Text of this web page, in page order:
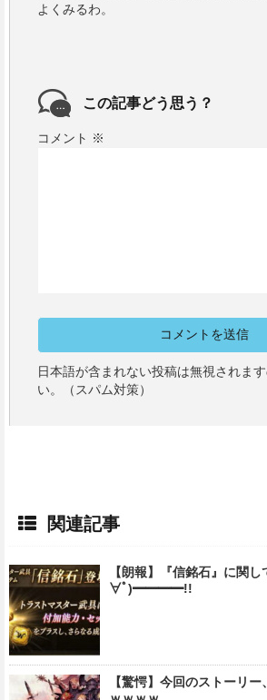
よくみるわ。
この記事どう思う？
コメント ※
日本語が含まれない投稿は無視されま
い。（スパム対策）
関連記事
【朗報】『信銘石』に
∀ﾟ)━━━━!!
【驚愕】今回のストーリ